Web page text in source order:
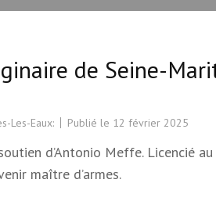
de Seine-
Les-Eaux: Publié le 12 février 2025
d’Antonio Meffe. Licencié au
maître d’armes.